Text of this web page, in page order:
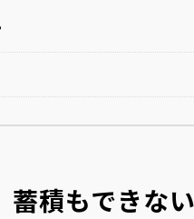
蓄積もできな